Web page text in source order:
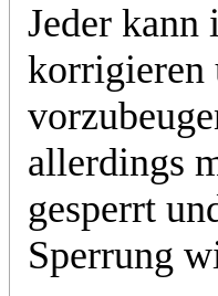
Jeder
korrigieren
allerdings
gesperrt
Sperrung